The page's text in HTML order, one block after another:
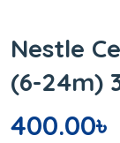
Nestle
(6-24m)
400.00৳